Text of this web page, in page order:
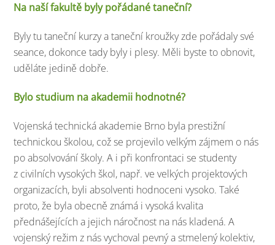
Na naší fakultě byly pořádané taneční?
Byly tu taneční kurzy a taneční kroužky zde pořádaly své
seance, dokonce tady byly i plesy. Měli byste to obnovit,
uděláte jedině dobře.
Bylo studium na akademii hodnotné?
Vojenská technická akademie Brno byla prestižní
technickou školou, což se projevilo velkým zájmem o nás
po absolvování školy. A i při konfrontaci se studenty
z civilních vysokých škol, např. ve velkých projektových
organizacích, byli absolventi hodnoceni vysoko. Také
proto, že byla obecně známá i vysoká kvalita
přednášejících a jejich náročnost na nás kladená. A
vojenský režim z nás vychoval pevný a stmelený kolektiv,